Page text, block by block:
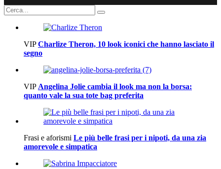
VIP Charlize Theron, 10 look iconici che hanno lasciato il
segno
VIP Angelina Jolie cambia il look ma non la borsa:
quanto vale la sua tote bag preferita
Frasi e aforismi Le più belle frasi per i nipoti, da una zia
amorevole e simpatica